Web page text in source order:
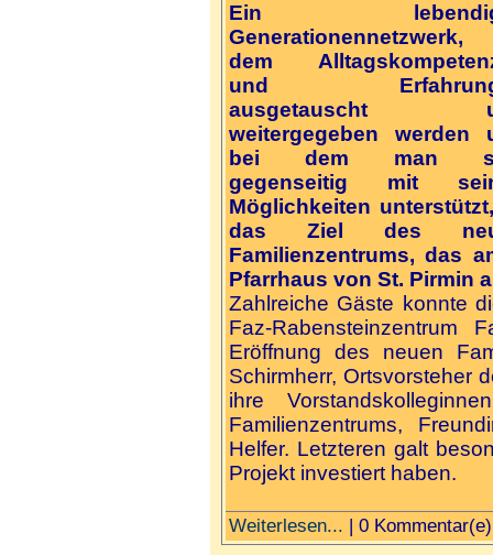
Ein
dem
und
ausgetauscht
weitergegeben werden
bei dem man
gegenseitig mit
Möglichkeiten
das Ziel des
Familienzentrums, das
Pfarrhaus von St. Pirmin
Zahlreiche Gäste konnte
Faz-Rabensteinzentrum
Eröffnung des neuen
Schirmherr, Ortsvorsteher
ihre
Familienzentrums,
Helfer. Letzteren galt
Projekt investiert haben.
Weiterlesen... | 0 Kommentar(e)